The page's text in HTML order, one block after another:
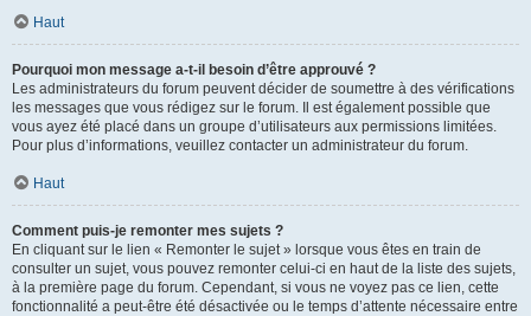
Haut
Pourquoi mon message a-t-il besoin d’être approuvé ?
Les administrateurs du forum peuvent décider de soumettre à des vérifications
les messages que vous rédigez sur le forum. Il est également possible que
vous ayez été placé dans un groupe d’utilisateurs aux permissions limitées.
Pour plus d’informations, veuillez contacter un administrateur du forum.
Haut
Comment puis-je remonter mes sujets ?
En cliquant sur le lien « Remonter le sujet » lorsque vous êtes en train de
consulter un sujet, vous pouvez remonter celui-ci en haut de la liste des sujets,
à la première page du forum. Cependant, si vous ne voyez pas ce lien, cette
fonctionnalité a peut-être été désactivée ou le temps d’attente nécessaire entre